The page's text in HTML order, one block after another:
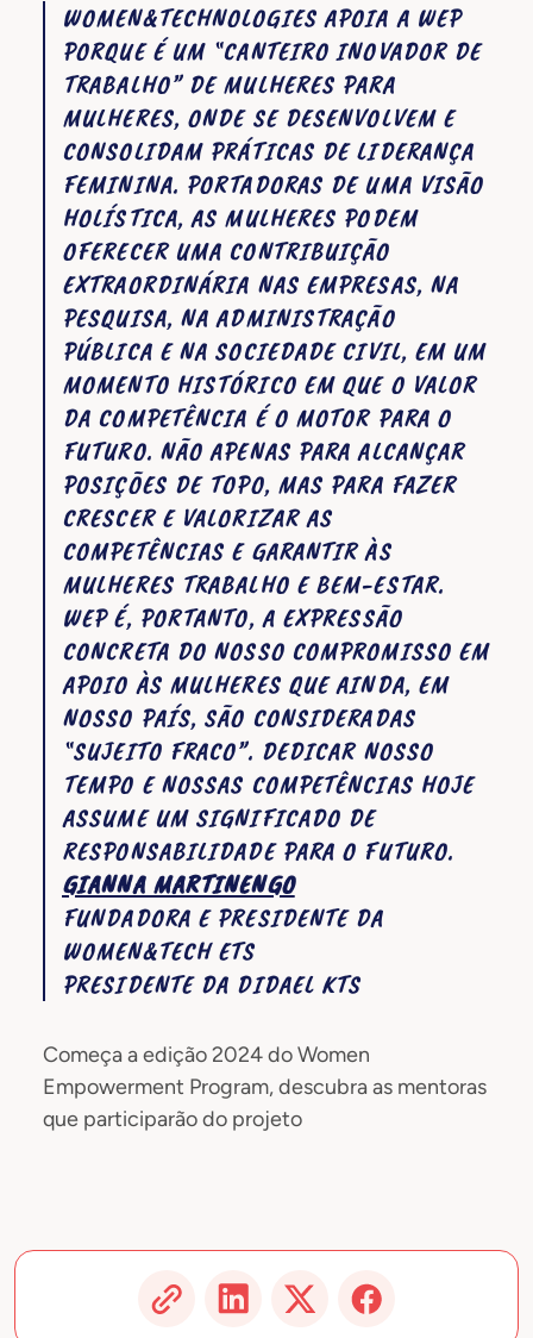
WOMEN&TECHNOLOGIES APOIA A WEP
PORQUE É UM “CANTEIRO INOVADOR DE
TRABALHO” DE MULHERES PARA
MULHERES, ONDE SE DESENVOLVEM E
CONSOLIDAM PRÁTICAS DE LIDERANÇA
FEMININA. PORTADORAS DE UMA VISÃO
HOLÍSTICA, AS MULHERES PODEM
OFERECER UMA CONTRIBUIÇÃO
EXTRAORDINÁRIA NAS EMPRESAS, NA
PESQUISA, NA ADMINISTRAÇÃO
PÚBLICA E NA SOCIEDADE CIVIL, EM UM
MOMENTO HISTÓRICO EM QUE O VALOR
DA COMPETÊNCIA É O MOTOR PARA O
FUTURO. NÃO APENAS PARA ALCANÇAR
POSIÇÕES DE TOPO, MAS PARA FAZER
CRESCER E VALORIZAR AS
COMPETÊNCIAS E GARANTIR ÀS
MULHERES TRABALHO E BEM-ESTAR.
WEP É, PORTANTO, A EXPRESSÃO
CONCRETA DO NOSSO COMPROMISSO EM
APOIO ÀS MULHERES QUE AINDA, EM
NOSSO PAÍS, SÃO CONSIDERADAS
“SUJEITO FRACO”. DEDICAR NOSSO
TEMPO E NOSSAS COMPETÊNCIAS HOJE
ASSUME UM SIGNIFICADO DE
RESPONSABILIDADE PARA O FUTURO.
GIANNA MARTINENGO
FUNDADORA E PRESIDENTE DA
WOMEN&TECH ETS
PRESIDENTE DA DIDAEL KTS
Começa a edição 2024 do Women
Empowerment Program, descubra as mentoras
que participarão do projeto